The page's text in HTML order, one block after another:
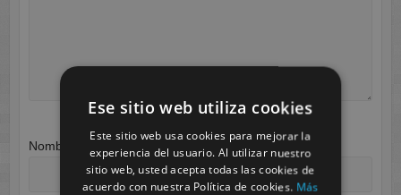
Nombre
Ese sitio web utiliza cookies
Este sitio web usa cookies para mejorar la
experiencia del usuario. Al utilizar nuestro
sitio web, usted acepta todas las cookies de
acuerdo con nuestra Política de cookies. Más